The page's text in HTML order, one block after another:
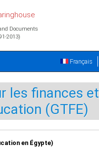
Documents
2013)
Français
les finances et
(GTFE)
en Égypte)